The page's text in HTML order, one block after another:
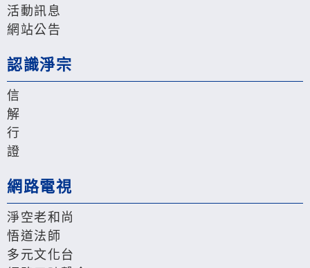
活動訊息
網站公告
認識淨宗
信
解
行
證
網路電視
淨空老和尚
悟道法師
多元文化台